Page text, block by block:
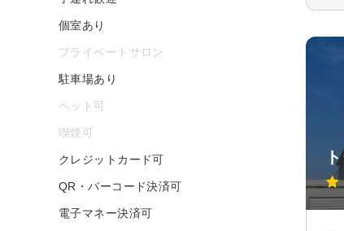
個室あり
プライベートサロン
駐車場あり
ペット可
喫煙可
クレジットカード可
QR・バーコード決済可
電子マネー決済可